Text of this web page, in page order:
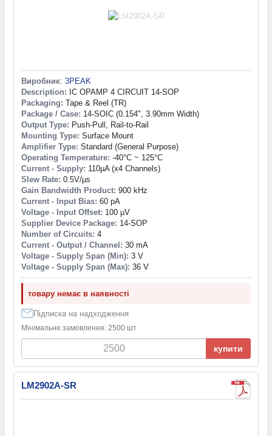
Виробник: 3PEAK
Description: IC OPAMP 4 CIRCUIT 14-SOP
Packaging: Tape & Reel (TR)
Package / Case: 14-SOIC (0.154", 3.90mm Width)
Output Type: Push-Pull, Rail-to-Rail
Mounting Type: Surface Mount
Amplifier Type: Standard (General Purpose)
Operating Temperature: -40°C ~ 125°C
Current - Supply: 110µA (x4 Channels)
Slew Rate: 0.5V/µs
Gain Bandwidth Product: 900 kHz
Current - Input Bias: 60 pA
Voltage - Input Offset: 100 µV
Supplier Device Package: 14-SOP
Number of Circuits: 4
Current - Output / Channel: 30 mA
Voltage - Supply Span (Min): 3 V
Voltage - Supply Span (Max): 36 V
товару немає в наявності
Підписка на надходження
Мінімальне замовлення: 2500 шт
купити
LM2902A-SR